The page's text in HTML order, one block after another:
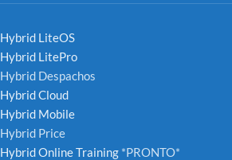
Hybrid LiteOS
Hybrid LitePro
Hybrid Despachos
Hybrid Cloud
Hybrid Mobile
Hybrid Price
Hybrid Online Training *PRONTO*